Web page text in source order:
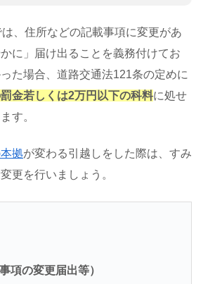
、住所などの記載事項に変更があ
に」届け出ることを義務付けてお
た場合、道路交通法121条の定めに
金若しくは2万円以下の科料に処せ
す。
拠が変わる引越しをした際は、すみ
更を行いましょう。
項の変更届出等）